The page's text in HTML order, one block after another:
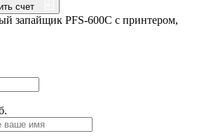
счет
запайщик PFS-600C с принтером,